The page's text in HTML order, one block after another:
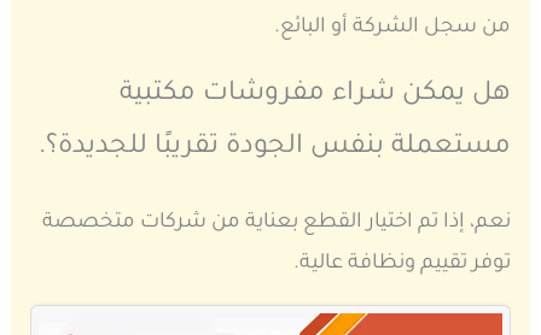
من سجل الشركة أو البائع.
هل يمكن شراء مفروشات مكتبية
مستعملة بنفس الجودة تقريبًا للجديدة؟.
نعم، إذا تم اختيار القطع بعناية من شركات متخصصة
توفر تقييم ونظافة عالية.